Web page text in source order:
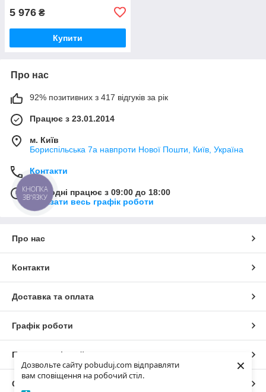
Дозвольте сайту pobuduj.com відправляти
вам сповіщення на робочий стіл.
×
5 976 ₴
Купити
Про нас
92% позитивних з 417 відгуків за рік
Працює з 23.01.2014
м. Київ
Бориспільська 7а навпроти Нової Пошти, Київ, Україна
Контакти
Сьогодні працює з 09:00 до 18:00
Показати весь графік роботи
Про нас
Контакти
Доставка та оплата
Графік роботи
Повна версія сайту
Сайт створено на маркетплейсі
КНОПКА
ЗВ'ЯЗКУ